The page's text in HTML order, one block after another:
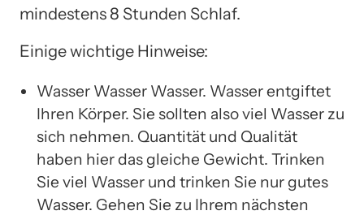
mindestens 8 Stunden Schlaf.
Einige wichtige Hinweise:
Wasser Wasser Wasser. Wasser entgiftet
Ihren Körper. Sie sollten also viel Wasser zu
sich nehmen. Quantität und Qualität
haben hier das gleiche Gewicht. Trinken
Sie viel Wasser und trinken Sie nur gutes
Wasser. Gehen Sie zu Ihrem nächsten